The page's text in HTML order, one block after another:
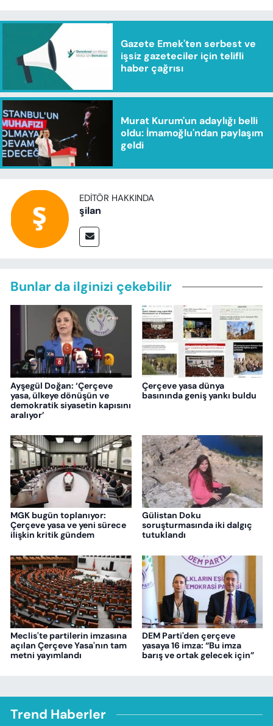
Gazete Emek'ten serbest ve
işsiz gazeteciler için telifli
haber çağrısı
Murat Kurum'un adaylığı belli
oldu: İmamoğlu'ndan paylaşım
geldi
EDITÖR HAKKINDA
şilan
Bunlar da ilginizi çekebilir
Ayşegül Doğan: ‘Çerçeve
yasa, ülkeye dönüşün ve
demokratik siyasetin kapısını
aralıyor’
Çerçeve yasa dünya
basınında geniş yankı buldu
MGK bugün toplanıyor:
Çerçeve yasa ve yeni sürece
ilişkin kritik gündem
Gülistan Doku
soruşturmasında iki dalgıç
tutuklandı
Meclis'te partilerin imzasına
açılan Çerçeve Yasa'nın tam
metni yayımlandı
DEM Parti'den çerçeve
yasaya 16 imza: “Bu imza
barış ve ortak gelecek için”
Trend Haberler